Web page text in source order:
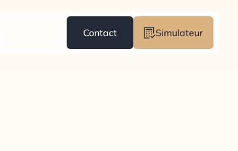
Contact Simulateur